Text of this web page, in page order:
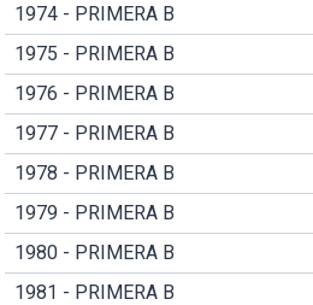
1974 - PRIMERA B
1975 - PRIMERA B
1976 - PRIMERA B
1977 - PRIMERA B
1978 - PRIMERA B
1979 - PRIMERA B
1980 - PRIMERA B
1981 - PRIMERA B